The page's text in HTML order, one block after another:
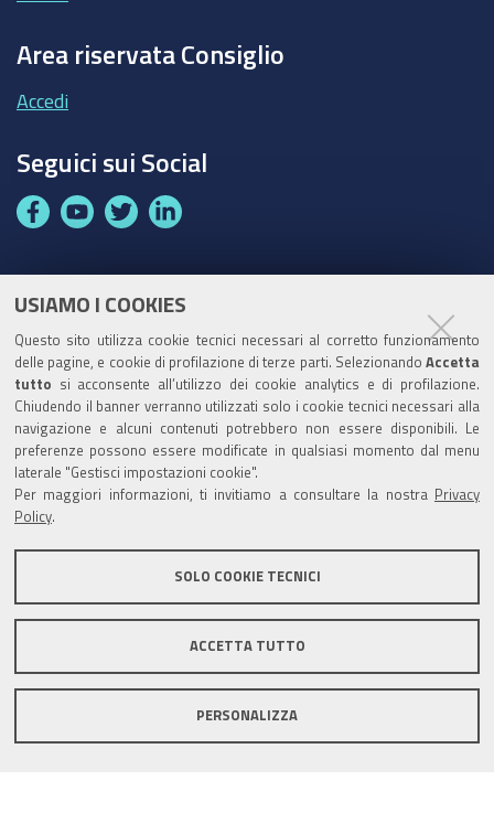
USIAMO I COOKIES
Questo sito utilizza cookie tecnici necessari al corretto funzionamento
delle pagine, e cookie di profilazione di terze parti. Selezionando Accetta
tutto si acconsente all’utilizzo dei cookie analytics e di profilazione.
Chiudendo il banner verranno utilizzati solo i cookie tecnici necessari alla
navigazione e alcuni contenuti potrebbero non essere disponibili. Le
preferenze possono essere modificate in qualsiasi momento dal menu
laterale "Gestisci impostazioni cookie".
Per maggiori informazioni, ti invitiamo a consultare la nostra
Privacy
Policy
SOLO COOKIE TECNICI
ACCETTA TUTTO
PERSONALIZZA
Area riservata Consiglio
Accedi
Seguici sui Social
F
e
o
o
k
Y
t
b
e
T
t
e
r
L
k
d
I
n
Codice Univoco Ufficio:UF1SDE
I soggetti privati potranno effettuare i pagamenti
tramite PagoPA con Modalità diretta o con Avviso di
pagamento al seguente linkPaga con PagoPA
Codice IBAN per le pubbliche amministrazioni
Banca D’Italia: IT96Z0100004306TU0000007079
Mappa del sito Privacy policy
Note legali
Area riservata Credits